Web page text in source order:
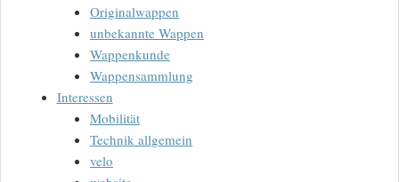
Originalwappen
unbekannte Wappen
Wappenkunde
Wappensammlung
Interessen
Mobilität
Technik allgemein
velo